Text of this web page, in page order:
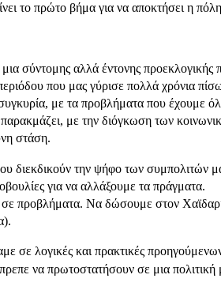
το πρώτο βήμα για να αποκτήσει η
σύντομης αλλά έντονης προεκλογικής
που μας γύρισε πολλά χρόνια
με τα προβλήματα που έχουμε
με την διόγκωση των
στάση.
διεκδικούν την ψήφο των συμπολιτών
για να αλλάξουμε τα πράγματα.
προβλήματα. Να δώσουμε στον
σε λογικές και πρακτικές
να πρωτοστατήσουν σε μια πολιτική